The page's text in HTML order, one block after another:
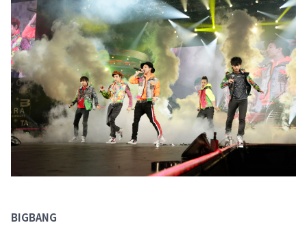
BIGBANG